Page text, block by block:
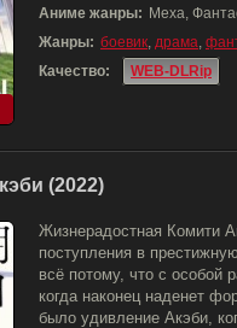
Аниме жанры: Меха,
Жанры: боевик, драма,
Качество:
WEB-DLRip
(2022)
Жизнерадостная Комити
поступления в
всё потому, что с особой
когда наконец наденет
было удивление Акэби,